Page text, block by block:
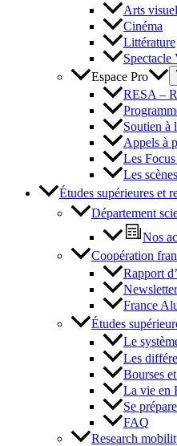
Arts
Cinéma
Littérature
Spectacle
Espace Pro
RESA –
Soutien à
Appels à
Les
Les
Études supérieures et
Département
Nos
Coopération
Rapport
France
Études
Le
Les
Bourses
La vie en
Se
FAQ
Research